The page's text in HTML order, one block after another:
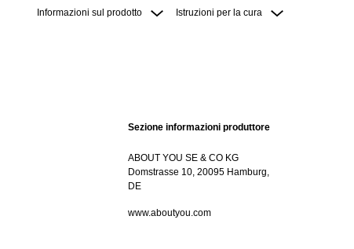
Informazioni sul prodotto Istruzioni per la cura
Sezione informazioni produttore
ABOUT YOU SE & CO KG
Domstrasse 10, 20095 Hamburg,
DE
www.aboutyou.com